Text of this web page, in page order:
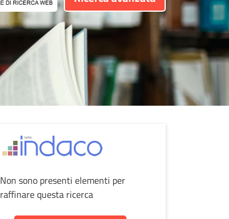
Non sono presenti elementi per
raffinare questa ricerca